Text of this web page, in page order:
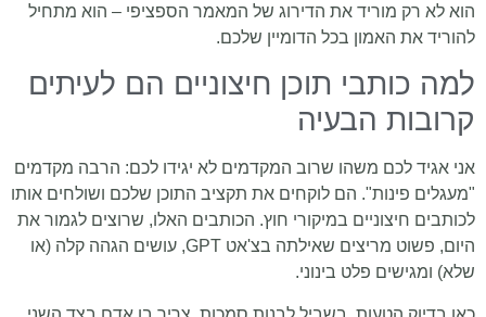
הוא לא רק מוריד את הדירוג של המאמר הספציפי – הוא מתחיל
להוריד את האמון בכל הדומיין שלכם.
למה כותבי תוכן חיצוניים הם לעיתים
קרובות הבעיה
אני אגיד לכם משהו שרוב המקדמים לא יגידו לכם: הרבה מקדמים
"מעגלים פינות". הם לוקחים את תקציב התוכן שלכם ושולחים אותו
לכותבים חיצוניים במיקורי חוץ. הכותבים האלו, שרוצים לגמור את
היום, פשוט מריצים שאילתה בצ'אט GPT, עושים הגהה קלה (או
שלא) ומגישים פלט בינוני.